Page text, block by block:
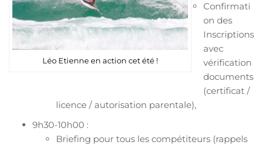
Léo Etienne en action cet été !
Confirmati
on des
Inscriptions
avec
vérification
documents
(certificat /
licence / autorisation parentale),
9h30-10h00 :
Briefing pour tous les compétiteurs (rappels